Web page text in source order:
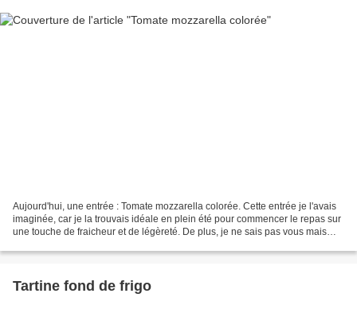
Aujourd'hui, une entrée : Tomate mozzarella colorée. Cette entrée je l'avais
imaginée, car je la trouvais idéale en plein été pour commencer le repas sur
une touche de fraicheur et de légèreté. De plus, je ne sais pas vous mais
Tartine fond de frigo